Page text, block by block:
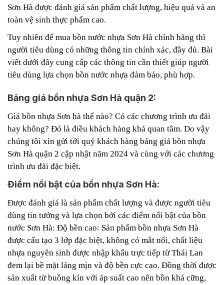
Sơn Hà được đánh giá sản phẩm chất lượng, hiệu quả và an
toàn vệ sinh thực phẩm cao.
Tuy nhiên để mua bồn nước nhựa Sơn Hà chính hãng thì
người tiêu dùng có những thông tin chính xác, đầy đủ. Bài
viết dưới đây cung cấp các thông tin cần thiết giúp người
tiêu dùng lựa chọn bồn nước nhựa đảm bảo, phù hợp.
Bảng giá bồn nhựa Sơn Hà quận 2:
Giá bồn nhựa Sơn hà thế nào? Có các chương trình ưu đãi
hay không? Đó là điều khách hàng khá quan tâm. Do vậy
chúng tôi xin gửi tới quý khách hàng bảng giá bồn nhựa
Sơn Hà quận 2 cập nhật năm 2024 và cùng với các chương
trình ưu đãi đặc biệt.
Điểm nổi bật của bồn nhựa Sơn Hà:
Được đánh giá là sản phẩm chất lượng và được người tiêu
dùng tin tưởng và lựa chọn bởi các điểm nổi bật của bồn
nước Sơn Hà: Độ bền cao: Sản phẩm bồn nhựa Sơn Hà
được cấu tạo 3 lớp đặc biệt, không có mắt nối, chất liệu
nhựa nguyên sinh được nhập khẩu trực tiếp từ Thái Lan
đem lại bề mặt láng mịn và độ bền cực cao. Đồng thời được
sản xuất từ buồng kín với áp suất cao nên bồn khá cững,